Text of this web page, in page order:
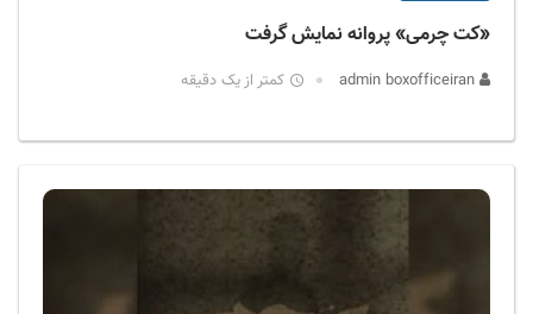
«کت چرمی» پروانه نمایش گرفت
کمتر از یک دقیقه